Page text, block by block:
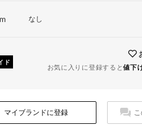
なし
ド
お気に入りに登録すると値下
マイブランドに登録